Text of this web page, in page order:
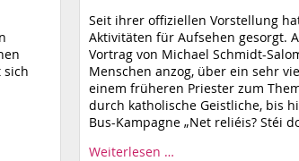
sich
Seit ihrer offiziellen Vorstellung
Aktivitäten für Aufsehen gesorgt.
Vortrag von Michael Schmidt-
Menschen anzog, über ein sehr
einem früheren Priester zum
durch katholische Geistliche, bis
Bus-Kampagne „Net reliéis? Stéi
Weiterlesen …